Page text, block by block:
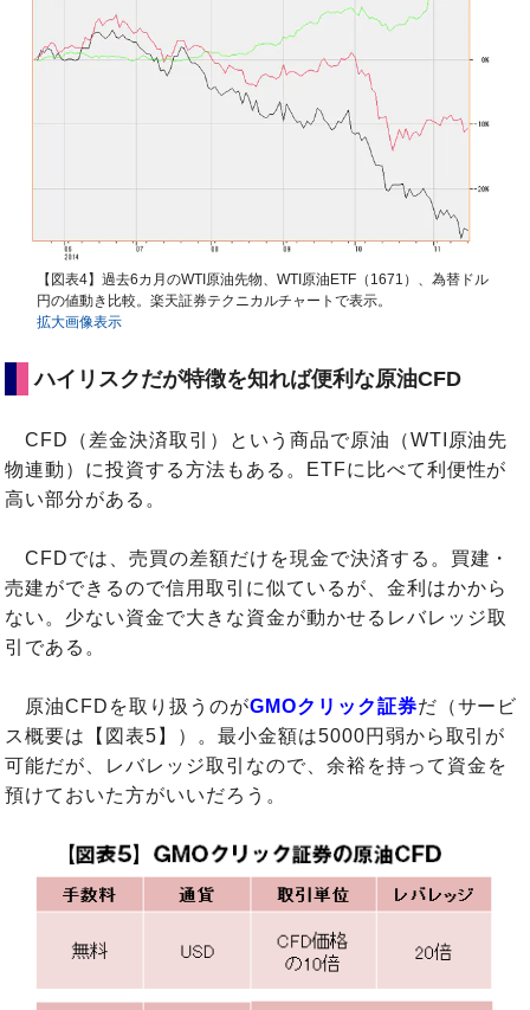
【図表4】過去6カ月のWTI原油先物、WTI原油ETF（1671）、為替ドル
円の値動き比較。楽天証券テクニカルチャートで表示。
拡大画像表示
ハイリスクだが特徴を知れば便利な原油CFD
CFD（差金決済取引）という商品で原油（WTI原油先
物連動）に投資する方法もある。ETFに比べて利便性が
高い部分がある。
CFDでは、売買の差額だけを現金で決済する。買建・
売建ができるので信用取引に似ているが、金利はかから
ない。少ない資金で大きな資金が動かせるレバレッジ取
引である。
原油CFDを取り扱うのがGMOクリック証券だ（サービ
ス概要は【図表5】）。最小金額は5000円弱から取引が
可能だが、レバレッジ取引なので、余裕を持って資金を
預けておいた方がいいだろう。